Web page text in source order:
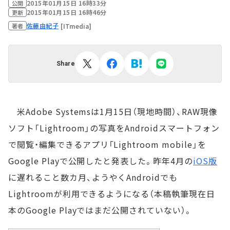
公開 2015年01月15日 16時33分
更新 2015年01月15日 16時46分
著者 佐藤由紀子 [ITmedia]
Share
米Adobe Systemsは1月15日（現地時間）、RAW現像
ソフト「Lightroom」の写真をAndroidスマートフォン
で閲覧・編集できるアプリ「Lightroom mobile」を
Google Playで公開したと発表した。昨年4月のiOS版
に遅れること数カ月、ようやくAndroidでも
Lightroomが利用できるようになる（本稿執筆現在日
本のGoogle Playではまだ公開されていない）。